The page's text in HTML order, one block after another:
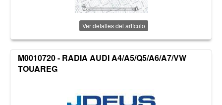
Ver detalles del artículo
M0010720 - RADIA AUDI A4/A5/Q5/A6/A7/VW
TOUAREG